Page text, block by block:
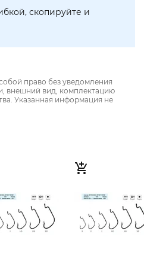
скопируйте и
право без уведомления
внешний вид, комплектацию
Указанная информация не